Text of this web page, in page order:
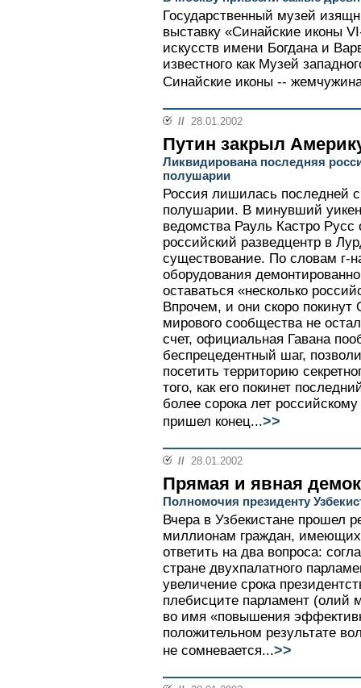
Государственный музей
выставку «Синайские иконы
искусств имени Богдана и
известного как Музей
Синайские иконы --
// 28.01.2002
Путин закрыл
Ликвидирована последняя
полушарии
Россия лишилась последней
полушарии. В минувший
ведомства Рауль Кастро
российский разведцентр в
существование. По словам г-
оборудования
оставаться «несколько
Впрочем, и они скоро
мирового сообщества не
счет, официальная Гавана
беспрецедентный шаг,
посетить территорию
того, как его покинет
более сорока лет
пришел конец...>>
// 28.01.2002
Прямая и явная
Полномочия президенту
Вчера в Узбекистане прошел
миллионам граждан,
ответить на два вопроса:
стране двухпалатного
увеличение срока
плебисците парламент (олий
во имя «повышения
положительном результате
не сомневается...>>